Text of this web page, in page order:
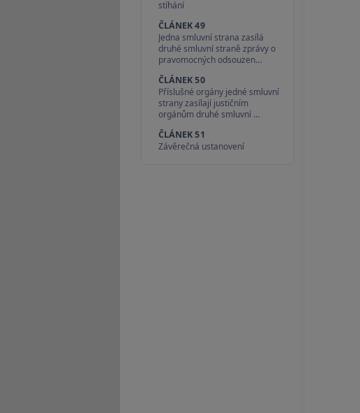
stíhání
ČLÁNEK 49
Jedna smluvní strana zasílá
druhé smluvní straně zprávy o
pravomocných odsouzen…
ČLÁNEK 50
Příslušné orgány jedné smluvní
strany zasílají justičním
orgánům druhé smluvní …
ČLÁNEK 51
Závěrečná ustanovení